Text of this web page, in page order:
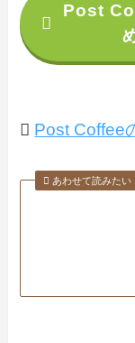
Post
Post Coffee
あわせて読みたい